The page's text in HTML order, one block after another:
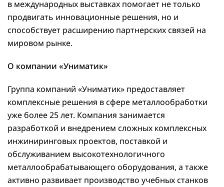
в международных выставках помогает не только
продвигать инновационные решения, но и
способствует расширению партнерских связей на
мировом рынке.
О компании «Униматик»
Группа компаний «Униматик» предоставляет
комплексные решения в сфере металлообработки
уже более 25 лет. Компания занимается
разработкой и внедрением сложных комплексных
инжиниринговых проектов, поставкой и
обслуживанием высокотехнологичного
металлообрабатывающего оборудования, а также
активно развивает производство учебных станков